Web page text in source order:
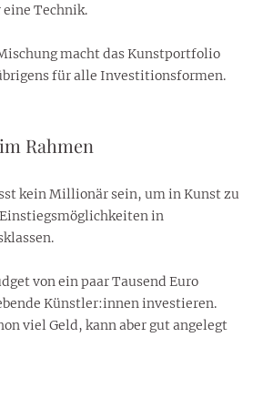
Technik.
macht das Kunstportfolio
für alle Investitionsformen.
Rahmen
kein Millionär sein, um in Kunst zu
in
von ein paar Tausend Euro
Künstler:innen investieren.
viel Geld, kann aber gut angelegt